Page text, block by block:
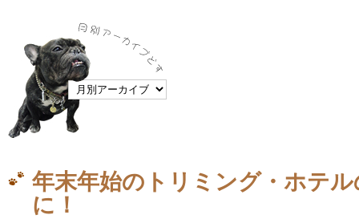
年末年始のトリミング・ホテ
に！